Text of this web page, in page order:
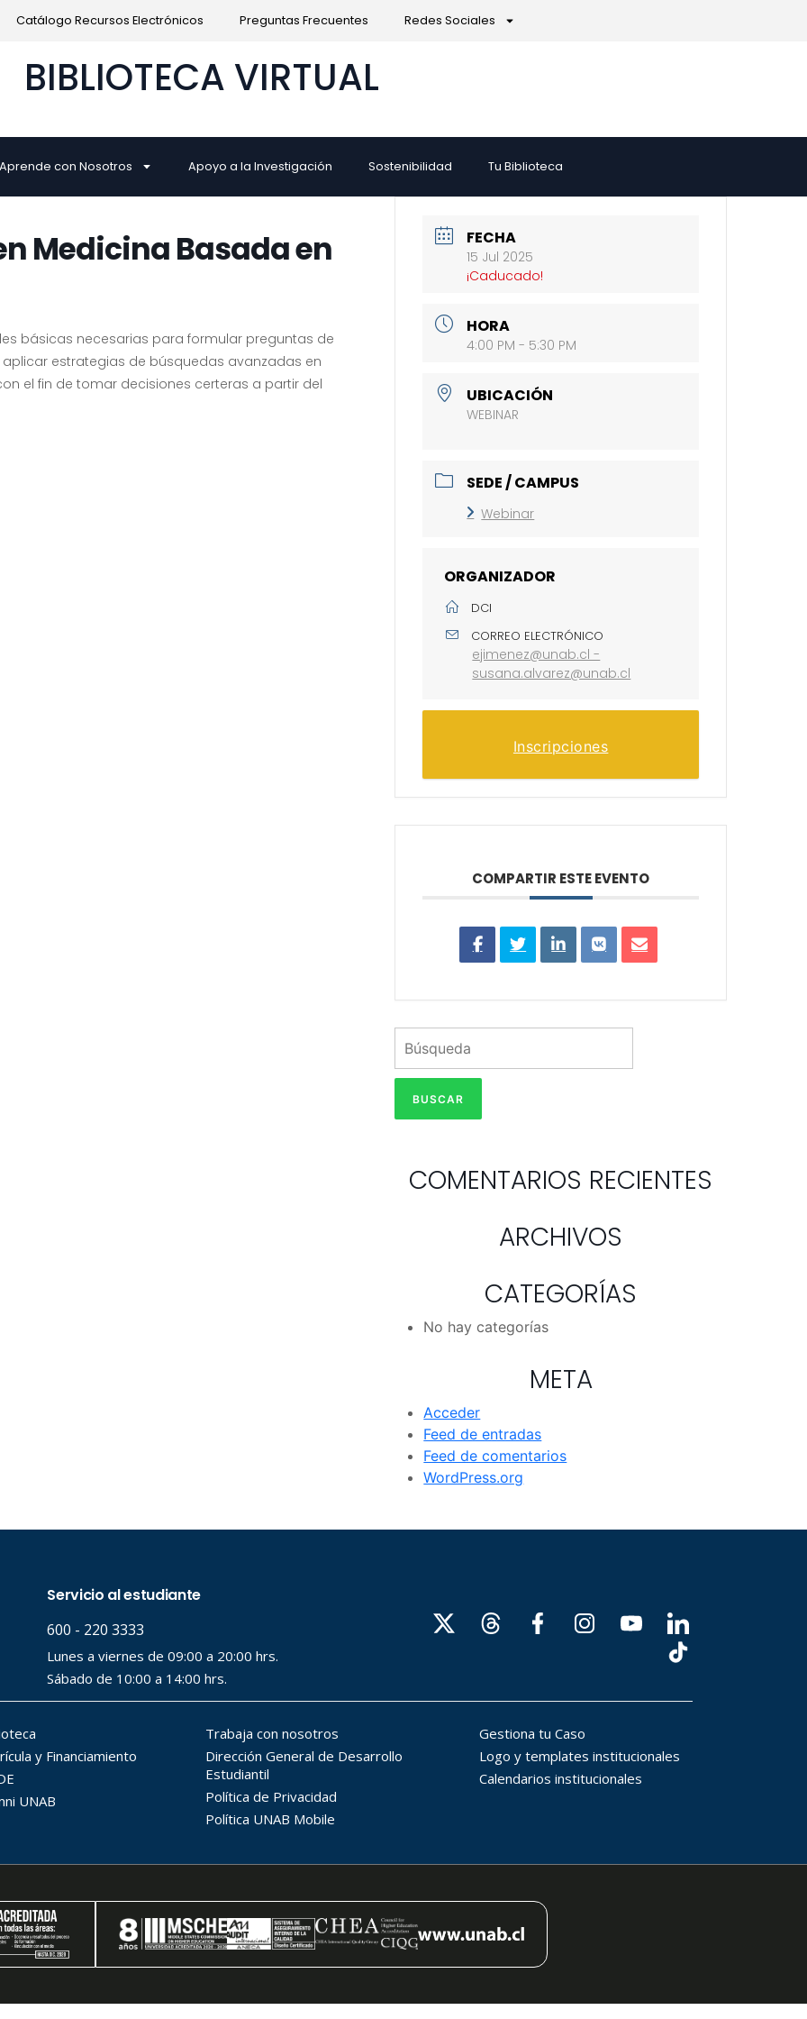
Catálogo Recursos Electrónicos Preguntas Frecuentes Redes Sociales
BIBLIOTECA VIRTUAL
Aprende con Nosotros Apoyo a la Investigación Sostenibilidad Tu Biblioteca
Medicina Basada en
básicas necesarias para formular preguntas de
estrategias de búsquedas avanzadas en
el fin de tomar decisiones certeras a partir del
FECHA
15 Jul 2025
¡Caducado!
HORA
4:00 PM - 5:30 PM
UBICACIÓN
WEBINAR
SEDE / CAMPUS
Webinar
ORGANIZADOR
DCI
CORREO ELECTRÓNICO
ejimenez@unab.cl -
susana.alvarez@unab.cl
Inscripciones
COMPARTIR ESTE EVENTO
COMENTARIOS RECIENTES
ARCHIVOS
CATEGORÍAS
No hay categorías
META
Acceder
Feed de entradas
Feed de comentarios
WordPress.org